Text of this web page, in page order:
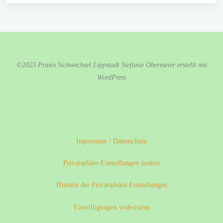
©2023 Praxis Sichwechsel Lippstadt Stefanie Obermeier erstellt mit
WordPress
Impressum / Datenschutz
Privatsphäre-Einstellungen ändern
Historie der Privatsphäre-Einstellungen
Einwilligungen widerrufen